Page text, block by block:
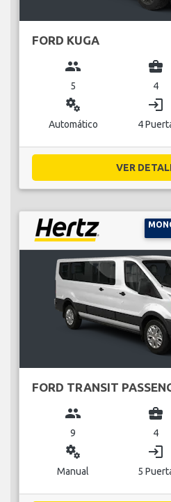
FORD KUGA
group
5
business_center
4
miscellaneous_services
Automático
login
4
VER
FORD TRANSIT
group
9
business_center
4
miscellaneous_services
Manual
login
5